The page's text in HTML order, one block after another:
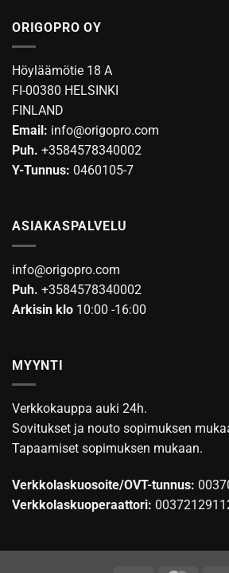
ORIGOPRO OY
Höyläämötie 18 A
FI-00380 HELSINKI
FINLAND
Email: info@origopro.com
Puh. +3584578340002
Y-Tunnus: 0460105-7
ASIAKASPALVELU
info@origopro.com
Puh. +3584578340002
Arkisin klo 10:00 -16:00
MYYNTI
Verkkokauppa auki 24h.
Sovitukset ja nouto sopimuksen
Tapaamiset sopimuksen mukaan.
Verkkolaskuosoite/OVT-tunnus:
Verkkolaskuoperaattori: